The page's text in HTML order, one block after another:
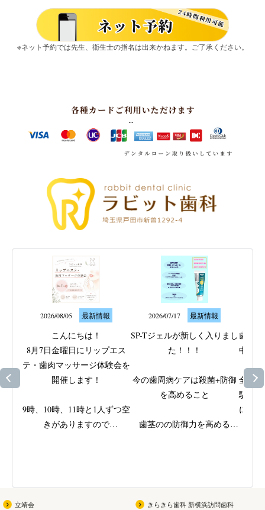
※ネット予約では先生、衛生士の指名は出来かねます。ご了承ください。
2026/08/05 最新情報
こんにちは！
8月7日金曜日にリップエス
テ・歯肉マッサージ体験会を
開催します！
9時、10時、11時と1人ずつ空
きがありますので
2026/07/17 最新情報
SP-Tジェルが新しく入りまし
た！！！
今の歯周病ケアは殺菌+防御
を高めること
歯茎のの防御力を高める
歯ぐ
中の
全身
駅近
に取
を支
立靖会 きらきら歯科 新横浜訪問歯科